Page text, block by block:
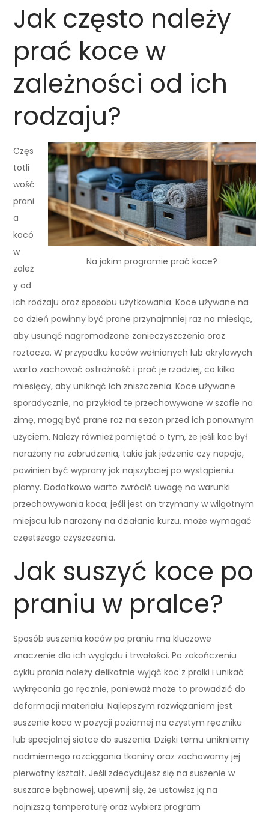
Jak często należy
prać koce w
zależności od ich
rodzaju?
Na jakim programie prać koce?
Częs
totli
wość
prani
a
kocó
w
zależ
y od
ich rodzaju oraz sposobu użytkowania. Koce używane na
co dzień powinny być prane przynajmniej raz na miesiąc,
aby usunąć nagromadzone zanieczyszczenia oraz
roztocza. W przypadku koców wełnianych lub akrylowych
warto zachować ostrożność i prać je rzadziej, co kilka
miesięcy, aby uniknąć ich zniszczenia. Koce używane
sporadycznie, na przykład te przechowywane w szafie na
zimę, mogą być prane raz na sezon przed ich ponownym
użyciem. Należy również pamiętać o tym, że jeśli koc był
narażony na zabrudzenia, takie jak jedzenie czy napoje,
powinien być wyprany jak najszybciej po wystąpieniu
plamy. Dodatkowo warto zwrócić uwagę na warunki
przechowywania koca; jeśli jest on trzymany w wilgotnym
miejscu lub narażony na działanie kurzu, może wymagać
częstszego czyszczenia.
Jak suszyć koce po
praniu w pralce?
Sposób suszenia koców po praniu ma kluczowe
znaczenie dla ich wyglądu i trwałości. Po zakończeniu
cyklu prania należy delikatnie wyjąć koc z pralki i unikać
wykręcania go ręcznie, ponieważ może to prowadzić do
deformacji materiału. Najlepszym rozwiązaniem jest
suszenie koca w pozycji poziomej na czystym ręczniku
lub specjalnej siatce do suszenia. Dzięki temu unikniemy
nadmiernego rozciągania tkaniny oraz zachowamy jej
pierwotny kształt. Jeśli zdecydujesz się na suszenie w
suszarce bębnowej, upewnij się, że ustawisz ją na
najniższą temperaturę oraz wybierz program